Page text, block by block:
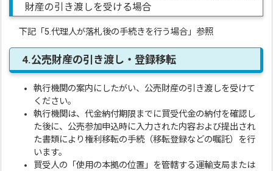
財産の引き渡しを受ける場合
下記「5.代理人が落札後の手続きを行う場合」参照
4.公売財産の引き渡し・登録移転
執行機関の案内にしたがい、公売財産の引き渡しを受けて
ください。
執行機関は、代金納付期限までに買受代金の納付を確認し
た後に、公売参加申込時に入力された内容および提出され
た書類により権利移転の手続（移転登録などの嘱託）を行
います。
買受人の「使用の本拠の位置」を管轄する運輸支局または